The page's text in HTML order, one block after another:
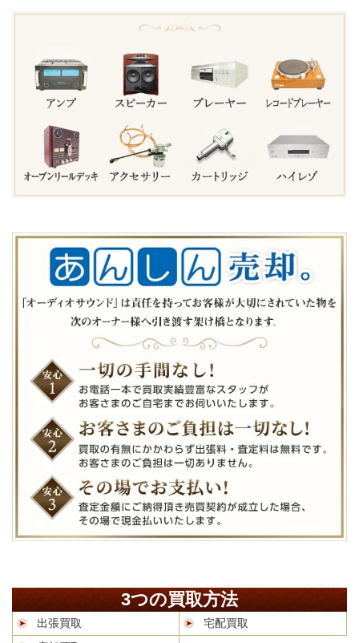
3つの買取方法
出張買取
宅配買取